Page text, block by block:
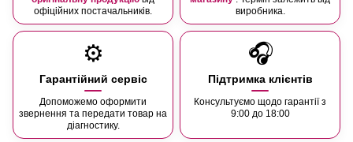
офіційних постачальників.
виробника.
⚙️
Гарантійний сервіс
Допоможемо оформити
звернення та передати товар на
діагностику.
🎧
Підтримка клієнтів
Консультуємо щодо гарантії з
9:00 до 18:00